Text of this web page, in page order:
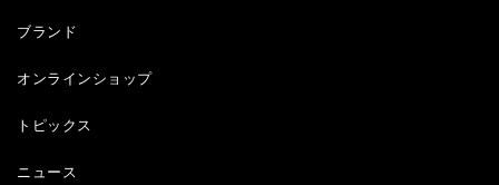
ブランド
オンラインショップ
トピックス
ニュース